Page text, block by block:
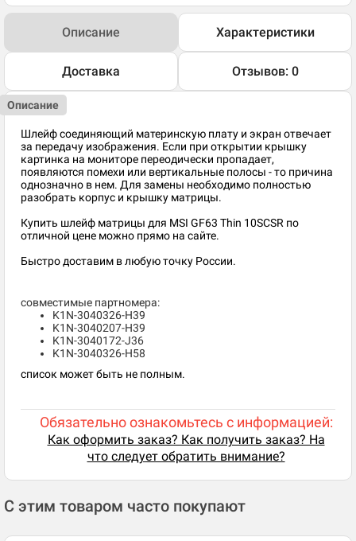
Описание Характеристики
Доставка Отзывов: 0
Описание
Шлейф соединяющий материнскую плату и экран отвечает
за передачу изображения. Если при открытии крышку
картинка на мониторе переодически пропадает,
появляются помехи или вертикальные полосы - то причина
однозначно в нем. Для замены необходимо полностью
разобрать корпус и крышку матрицы.
Купить шлейф матрицы для MSI GF63 Thin 10SCSR по
отличной цене можно прямо на сайте.
Быстро доставим в любую точку России.
совместимые партномера:
K1N-3040326-H39
K1N-3040207-H39
K1N-3040172-J36
K1N-3040326-H58
список может быть не полным.
Обязательно ознакомьтесь с информацией:
Как оформить заказ? Как получить заказ? На
что следует обратить внимание?
С этим товаром часто покупают